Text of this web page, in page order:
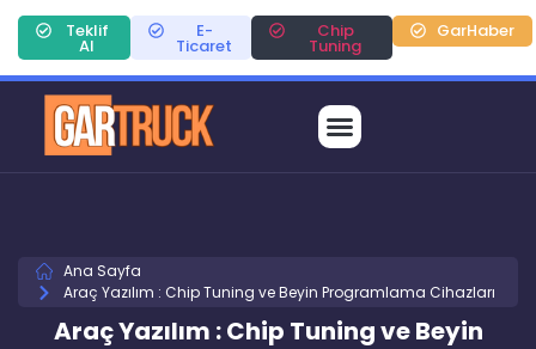
Teklif
Al
E-
Ticaret
Chip
Tuning
GarHaber
Ana Sayfa
Araç Yazılım : Chip Tuning ve Beyin Programlama Cihazları
Araç Yazılım : Chip Tuning ve Beyin